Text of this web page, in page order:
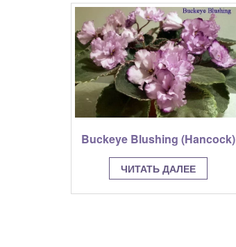
Buckeye Blushing (Hancock)
ЧИТАТЬ ДАЛЕЕ